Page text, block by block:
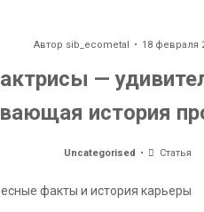
Автор sib_ecometal 18 февраля
—
история
Uncategorised Статья